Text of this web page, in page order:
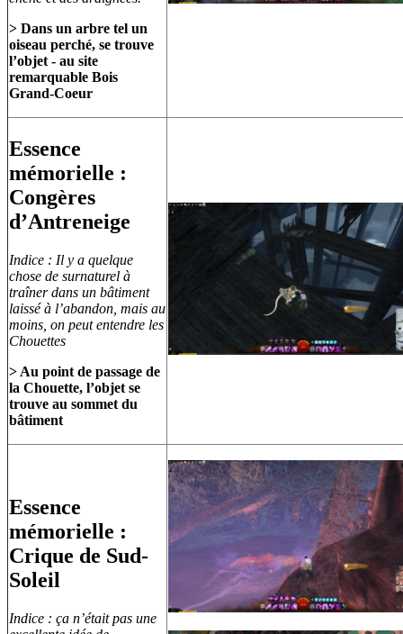
> Dans un arbre tel un
oiseau perché, se trouve
l’objet - au site
remarquable Bois
Grand-Coeur
Essence
mémorielle :
Congères
d’Antreneige
Indice : Il y a quelque
chose de surnaturel à
traîner dans un bâtiment
laissé à l’abandon, mais au
moins, on peut entendre les
Chouettes
> Au point de passage de
la Chouette, l’objet se
trouve au sommet du
bâtiment
Essence
mémorielle :
Crique de Sud-
Soleil
Indice : ça n’était pas une